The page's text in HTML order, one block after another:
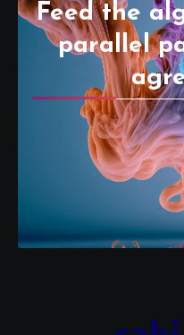
Feed the
parallel